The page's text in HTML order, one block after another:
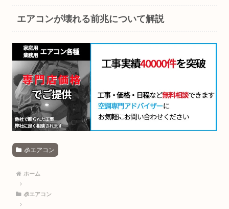
エアコンが壊れる前兆について解説
🧊エアコン
ホーム
🧊エアコン